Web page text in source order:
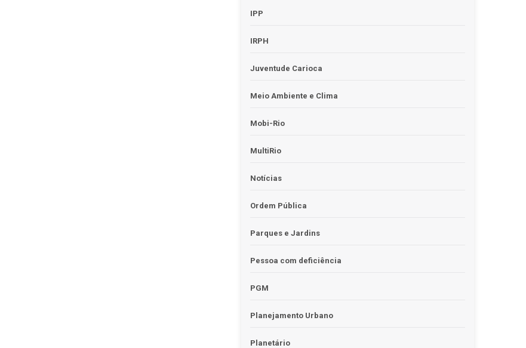
IPP
IRPH
Juventude Carioca
Meio Ambiente e Clima
Mobi-Rio
MultiRio
Notícias
Ordem Pública
Parques e Jardins
Pessoa com deficiência
PGM
Planejamento Urbano
Planetário